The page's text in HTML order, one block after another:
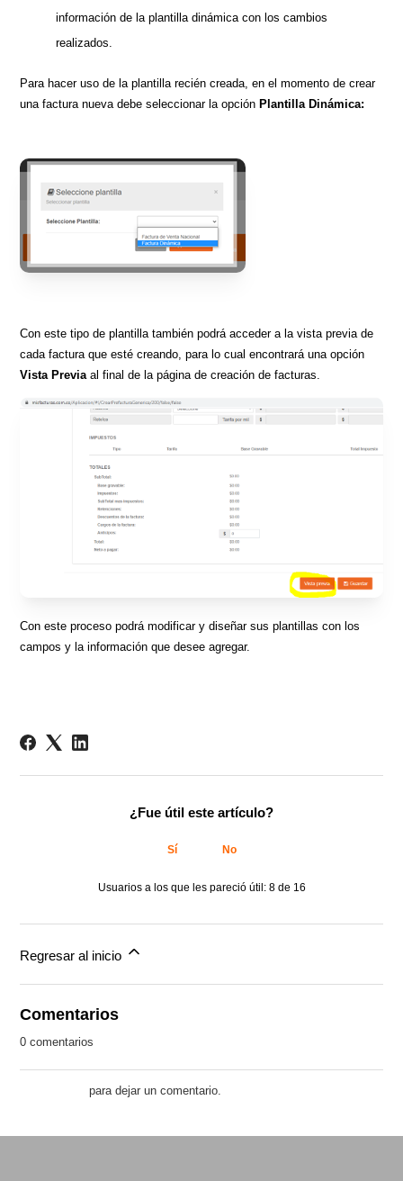
información de la plantilla dinámica con los cambios
realizados.
Para hacer uso de la plantilla recién creada, en el momento de crear
una factura nueva debe seleccionar la opción Plantilla Dinámica:
Con este tipo de plantilla también podrá acceder a la vista previa de
cada factura que esté creando, para lo cual encontrará una opción
Vista Previaal final de la página de creación de facturas.
Con este proceso podrá modificar y diseñar sus plantillas con los
campos y la información que desee agregar.
¿Fue útil este artículo?
Sí No
Usuarios a los que les pareció útil: 8 de 16
Regresar al inicio
Comentarios
0 comentarios
para dejar un comentario.